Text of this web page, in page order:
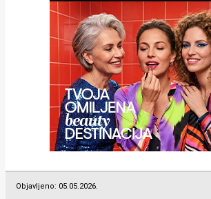
Objavljeno: 05.05.2026.